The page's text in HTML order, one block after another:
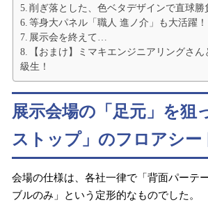
削ぎ落とした、色ベタデザインで直球勝
等身大パネル「職人 進ノ介」も大活躍！
展示会を終えて…
【おまけ】ミマキエンジニアリングさん
級生！
展示会場の「足元」を狙
ストップ」のフロアシー
会場の仕様は、各社一律で「背面パーテ
ブルのみ」という定形的なものでした。